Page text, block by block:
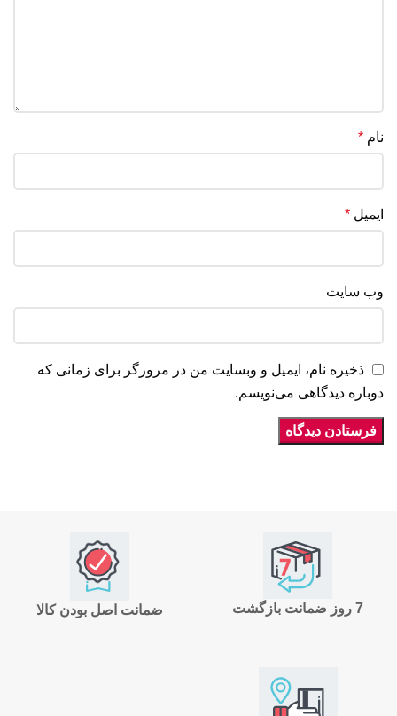
نام *
ایمیل *
وب‌ سایت
ذخیره نام، ایمیل و وبسایت من در مرورگر برای زمانی که
دوباره دیدگاهی می‌نویسم.
ضمانت اصل بودن کالا 7 روز ضمانت بازگشت